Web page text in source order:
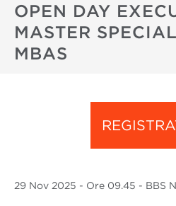
OPEN DAY
MASTER
MBAS
29 Nov 2025 - Ore 09.45 - BBS